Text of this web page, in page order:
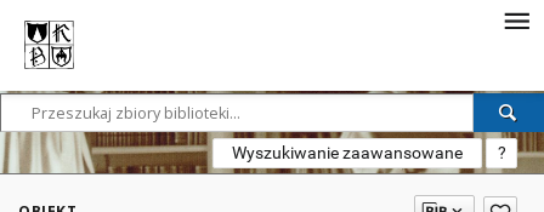
Wyszukiwanie zaawansowane ?